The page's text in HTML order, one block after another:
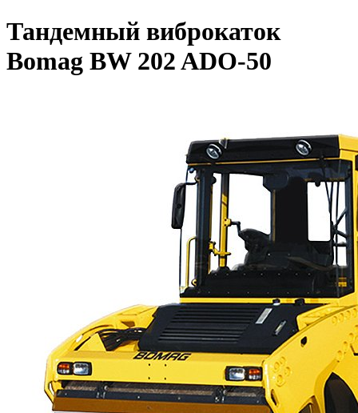
Тандемный виброкаток
Bomag BW 202 ADO-50